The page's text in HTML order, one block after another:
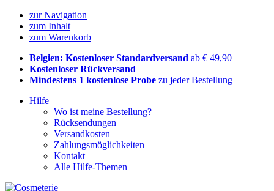
zur Navigation
zum Inhalt
zum Warenkorb
Belgien: Kostenloser Standardversand ab € 49,90
Kostenloser Rückversand
Mindestens 1 kostenlose Probe zu jeder Bestellung
Hilfe
Wo ist meine Bestellung?
Rücksendungen
Versandkosten
Zahlungsmöglichkeiten
Kontakt
Alle Hilfe-Themen